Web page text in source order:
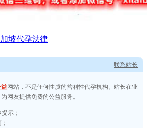
坡代孕法律
益网站，不是任何性质的营利性代孕机构。站长在业
网友提供免费的公益服务。
示；
联系站长